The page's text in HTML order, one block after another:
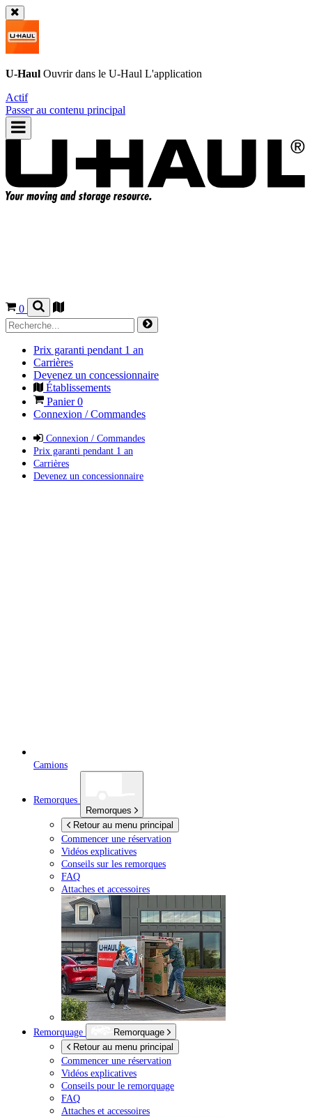
U-Haul Ouvrir dans le U-Haul L'application
Actif
Passer au contenu principal
0
Prix garanti pendant 1 an
Carrières
Devenez un concessionnaire
Établissements
Panier0
Connexion / Commandes
Connexion / Commandes
Prix garanti pendant 1 an
Carrières
Devenez un concessionnaire
Camions
Remorques
Remorques
Retour au menu principal
Commencer une réservation
Vidéos explicatives
Conseils sur les remorques
FAQ
Attaches et accessoires
Remorquage
Remorquage
Retour au menu principal
Commencer une réservation
Vidéos explicatives
Conseils pour le remorquage
FAQ
Attaches et accessoires